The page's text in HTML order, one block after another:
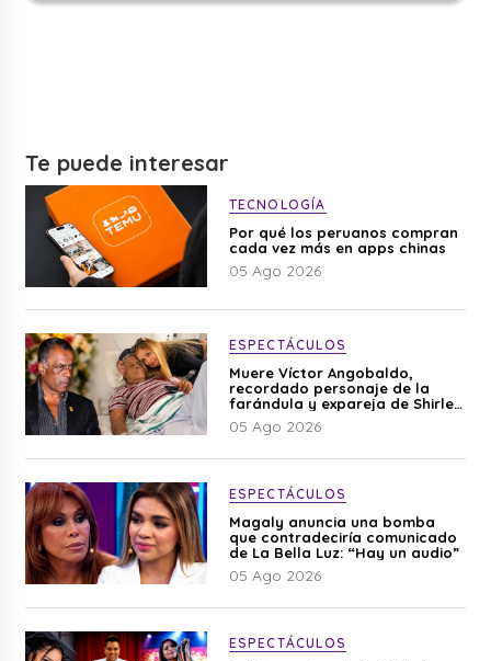
Te puede interesar
TECNOLOGÍA
Por qué los peruanos compran
cada vez más en apps chinas
05 Ago 2026
ESPECTÁCULOS
Muere Víctor Angobaldo,
recordado personaje de la
farándula y expareja de Shirley
Cherres
05 Ago 2026
ESPECTÁCULOS
Magaly anuncia una bomba
que contradeciría comunicado
de La Bella Luz: “Hay un audio”
05 Ago 2026
ESPECTÁCULOS